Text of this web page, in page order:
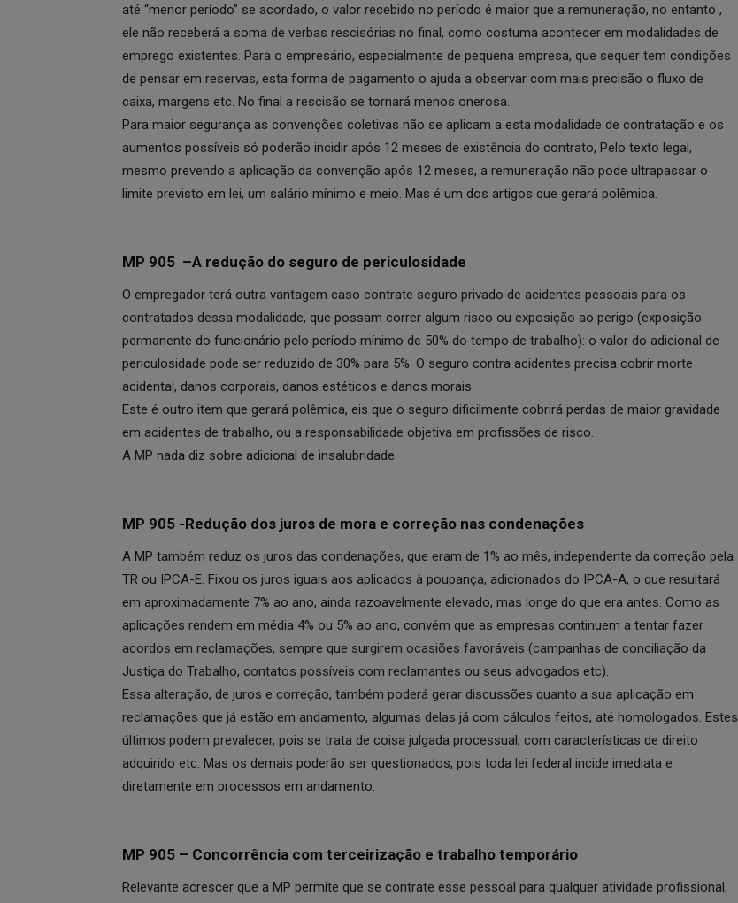
até “menor período” se acordado, o valor recebido no período é maior que a remuneração, no entanto ,
ele não receberá a soma de verbas rescisórias no final, como costuma acontecer em modalidades de
emprego existentes. Para o empresário, especialmente de pequena empresa, que sequer tem condições
de pensar em reservas, esta forma de pagamento o ajuda a observar com mais precisão o fluxo de
caixa, margens etc. No final a rescisão se tornará menos onerosa.
Para maior segurança as convenções coletivas não se aplicam a esta modalidade de contratação e os
aumentos possíveis só poderão incidir após 12 meses de existência do contrato, Pelo texto legal,
mesmo prevendo a aplicação da convenção após 12 meses, a remuneração não pode ultrapassar o
limite previsto em lei, um salário mínimo e meio. Mas é um dos artigos que gerará polêmica.
MP 905 –A redução do seguro de periculosidade
O empregador terá outra vantagem caso contrate seguro privado de acidentes pessoais para os
contratados dessa modalidade, que possam correr algum risco ou exposição ao perigo (exposição
permanente do funcionário pelo período mínimo de 50% do tempo de trabalho): o valor do adicional de
periculosidade pode ser reduzido de 30% para 5%. O seguro contra acidentes precisa cobrir morte
acidental, danos corporais, danos estéticos e danos morais.
Este é outro item que gerará polêmica, eis que o seguro dificilmente cobrirá perdas de maior gravidade
em acidentes de trabalho, ou a responsabilidade objetiva em profissões de risco.
A MP nada diz sobre adicional de insalubridade.
MP 905 -Redução dos juros de mora e correção nas condenações
A MP também reduz os juros das condenações, que eram de 1% ao mês, independente da correção pela
TR ou IPCA-E. Fixou os juros iguais aos aplicados à poupança, adicionados do IPCA-A, o que resultará
em aproximadamente 7% ao ano, ainda razoavelmente elevado, mas longe do que era antes. Como as
aplicações rendem em média 4% ou 5% ao ano, convém que as empresas continuem a tentar fazer
acordos em reclamações, sempre que surgirem ocasiões favoráveis (campanhas de conciliação da
Justiça do Trabalho, contatos possíveis com reclamantes ou seus advogados etc).
Essa alteração, de juros e correção, também poderá gerar discussões quanto a sua aplicação em
reclamações que já estão em andamento, algumas delas já com cálculos feitos, até homologados. Estes
últimos podem prevalecer, pois se trata de coisa julgada processual, com características de direito
adquirido etc. Mas os demais poderão ser questionados, pois toda lei federal incide imediata e
diretamente em processos em andamento.
MP 905 – Concorrência com terceirização e trabalho temporário
Relevante acrescer que a MP permite que se contrate esse pessoal para qualquer atividade profissional,